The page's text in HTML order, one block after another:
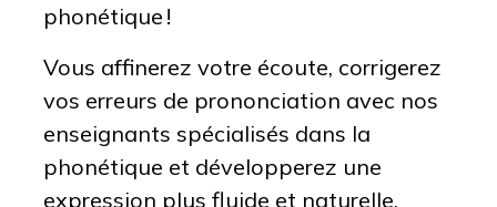
phonétique !
Vous affinerez votre écoute, corrigerez
vos erreurs de prononciation avec nos
enseignants spécialisés dans la
phonétique et développerez une
expression plus fluide et naturelle.